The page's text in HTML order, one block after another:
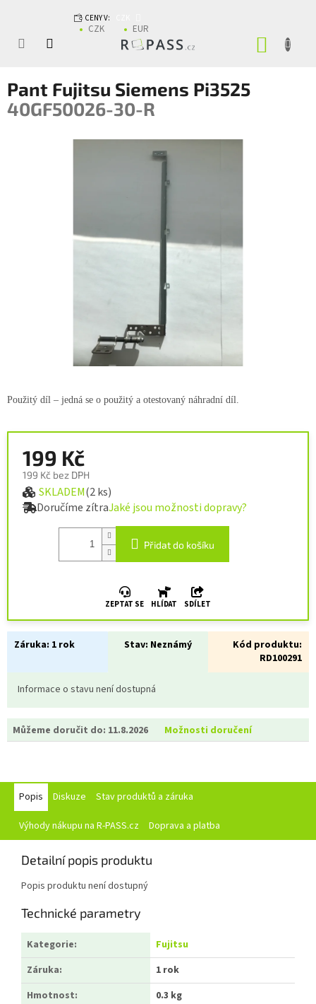
CENY V:
CZK EUR
Pant Fujitsu Siemens Pi3525
40GF50026-30-R
199 Kč
199 Kč bez DPH
Měrná cena:
SKLADEM(2 ks)
Doručíme zítraJaké jsou možnosti dopravy?
Přidat do košíku
ZEPTAT SE HLÍDAT SDÍLET
Záruka: 1 rok Stav: Neznámý
Kód produktu:
RD100291
Informace o stavu není dostupná
Můžeme doručit do: 11.8.2026 Možnosti doručení
Použitý díl – jedná se o použitý a otestovaný náhradní díl.
Popis Diskuze Stav produktů a záruka
Výhody nákupu na R-PASS.cz Doprava a platba
Detailní popis produktu
Popis produktu není dostupný
Technické parametry
Kategorie:
Fujitsu
Záruka:
1 rok
Hmotnost:
0.3 kg